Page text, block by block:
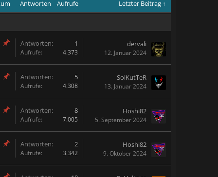
Antworten Aufrufe Letzter Beitrag ↑
Antworten: 1
Aufrufe: 4.373
dervali
12. Januar 2024
Antworten: 5
Aufrufe: 4.308
SolKutTeR
13. Januar 2024
Antworten: 8
Aufrufe: 7.005
Hoshi82
5. September 2024
Antworten: 2
Aufrufe: 3.342
Hoshi82
9. Oktober 2024